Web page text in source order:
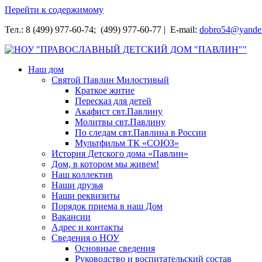
Перейти к содержимому
Тел.: 8 (499) 977-60-74; (499) 977-60-77 | E-mail:
НОУ "ПРАВОСЛАВНЫЙ ДЕТСКИЙ ДОМ "ПАВЛИН""
Наш дом
Святой Павлин Милостивый
Краткое житие
Пересказ для детей
Акафист свт.Павлину
Молитвы свт.Павлину
По следам свт.Павлина в России
Мультфильм ТК «СОЮЗ»
История Детского дома «Павлин»
Дом, в котором мы живем!
Наш коллектив
Наши друзья
Наши реквизиты
Порядок приема в наш Дом
Вакансии
Адрес и контакты
Сведения о НОУ
Основные сведения
Руководство и воспитательский состав